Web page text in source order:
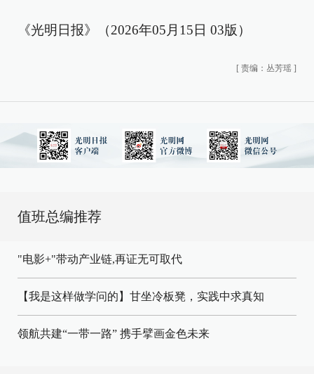
《光明日报》（2026年05月15日 03版）
[ 责编：丛芳瑶 ]
值班总编推荐
"电影+"带动产业链,再证无可取代
【我是这样做学问的】甘坐冷板凳，实践中求真知
领航共建“一带一路” 携手擘画金色未来